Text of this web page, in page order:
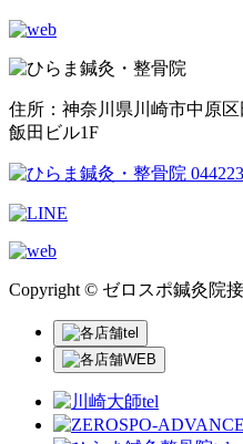
住所：神奈川県川崎市中原区
飯田ビル1F
Copyright © ゼロスポ鍼灸院